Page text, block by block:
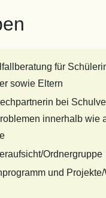
für
sowie Eltern
bei
innerhalb wie
Ordnergruppe
und